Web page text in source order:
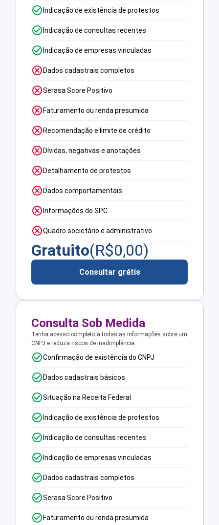
Indicação de existência de protestos
Indicação de consultas recentes
Indicação de empresas vinculadas
Dados cadastrais completos
Serasa Score Positivo
Faturamento ou renda presumida
Recomendação e limite de crédito
Dívidas, negativas e anotações
Detalhamento de protestos
Dados comportamentais
Informações do SPC
Quadro societário e administrativo
Gratuito(R$0,00)
Consultar grátis
Consulta Sob Medida
Tenha acesso completo a todas as informações sobre um
CNPJ e reduza riscos de inadimplência.
Confirmação de existência do CNPJ
Dados cadastrais básicos
Situação na Receita Federal
Indicação de existência de protestos
Indicação de consultas recentes
Indicação de empresas vinculadas
Dados cadastrais completos
Serasa Score Positivo
Faturamento ou renda presumida